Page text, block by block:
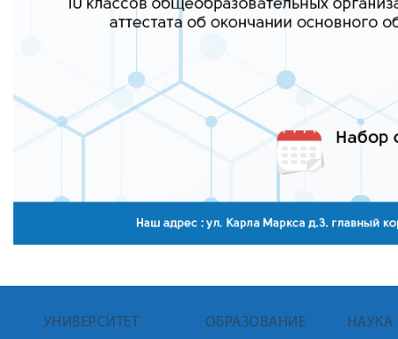
УНИВЕРСИТЕТ ОБРАЗОВАНИЕ НАУКА